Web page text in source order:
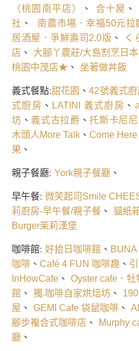
（桃園南平店）
、 合十屋 、
社 、 南農市場．幸福50元拉
居酒屋．爭鮮壽司2.0版 、
く
店 、 大腳丫農莊/大島割烹日
桃園中茂店★ 、 坐著做丼飯
義式餐點:甜花園 、42號義式廚
式廚房 、 LATINI 義式廚房 、
坊 、 義式古拉爵 、托斯卡尼尼
木頭人More Talk 、Come
果 、
親子餐廳: York親子餐廳 、
早午餐: 微笑起司Smile
莉廚房-早午餐/親子餐 、 貓紙
Burger茉莉漢堡
咖啡館: 好拾日咖啡館 、 BUNA
咖啡 、 Café 4 FUN 咖啡趣 、
InHowCafe 、 Oyster cafe．牡
館 、 獨.咖啡自家烘焙坊 、
屋 、 GEMI Cafe 袋鼠咖啡 、
腳步複合式咖啡店 、 Murphy
廳 、